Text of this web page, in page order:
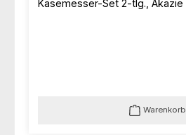
Käsemesser-Set 2-tlg., Akazie
Warenkorb